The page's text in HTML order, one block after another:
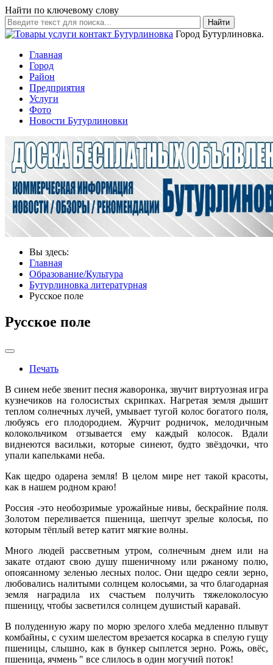
Найти по ключевому слову
Найти
Город Бутурлиновка.
Главная
Город
Район
Предприятия
Услуги
Фото
Новости Бутурлиновки
Вы здесь:
Главная
Образование/Культура
Бутурлиновка литературная
Русское поле
Русское поле
Печать
В синем небе звенит песня жаворонка, звучит виртуозная игра
кузнечиков на голосистых скрипках. Нагретая земля дышит
теплом солнечных лучей, умывает тугой колос богатого поля,
любуясь его плодородием. Журчит родничок, мелодичным
колокольчиком отзывается ему каждый колосок. Вдали
виднеются васильки, которые синеют, будто звёздочки, что
упали капельками неба.
Как щедро одарена земля! В целом мире нет такой красоты,
как в нашем родном краю!
Россия -это необозримые урожайные нивы, бескрайние поля.
Золотом переливается пшеница, шепчут зрелые колосья, по
которым тёплый ветер катит мягкие волны.
Много людей рассветным утром, солнечным днем или на
закате отдают свою душу пшеничному или ржаному полю,
опоясанному зеленью лесных полос. Они щедро сеяли зерно,
любовались налитыми солнцем колосьями, за что благодарная
земля наградила их счастьем получить тяжелоколосую
пшеницу, чтобы засветился солнцем душистый каравай.
В полуденную жару по морю зрелого хлеба медленно плывут
комбайны, с сухим шелестом врезается косарка в спелую гущу
пшеницы, слышно, как в бункер сыплется зерно. Рожь, овёс,
пшеница, ячмень " все слилось в один могучий поток!